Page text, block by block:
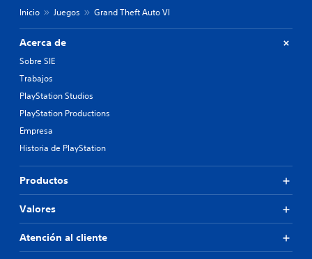
Inicio Juegos Grand Theft Auto VI
Acerca de
Sobre SIE
Trabajos
PlayStation Studios
PlayStation Productions
Empresa
Historia de PlayStation
Productos
Valores
Atención al cliente